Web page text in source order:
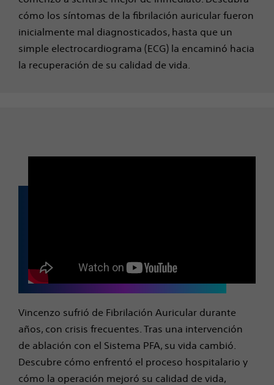
cómo los síntomas de la fibrilación auricular fueron
inicialmente mal diagnosticados, hasta que un
simple electrocardiograma (ECG) la encaminó hacia
la recuperación de su calidad de vida.
Vincenzo sufrió de Fibrilación Auricular durante
años, con crisis frecuentes. Tras una intervención
de ablación con el Sistema PFA, su vida cambió.
Descubre cómo enfrentó el proceso hospitalario y
cómo la operación mejoró su calidad de vida,